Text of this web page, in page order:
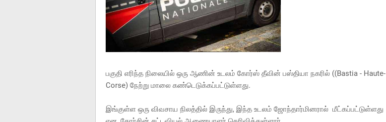
பகுதி எரிந்த நிலையில் ஒரு ஆணின் உடலம் கோர்ஸ் தீவின் பஸ்தியா நகரில் ((Bastia - Haute-
Corse) நேற்று மாலை கண்டெடுக்கப்பட்டுள்ளது.
இங்குள்ள ஒரு விவசாய நிலத்தில் இருந்து, இந்த உடலம் ஜோந்தார்மினரால் மீட்கப்பட்டுள்ளது